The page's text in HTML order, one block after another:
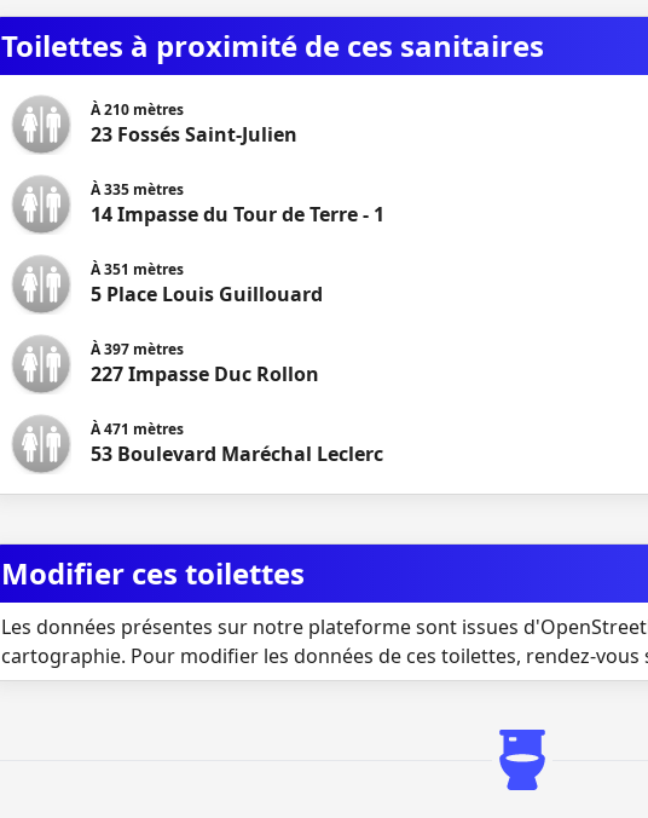
Toilettes à proximité de ces sanitaires
À210 mètres
23 Fossés Saint-Julien
À335 mètres
14 Impasse du Tour de Terre - 1
À351 mètres
5 Place Louis Guillouard
À397 mètres
227 Impasse Duc Rollon
À471 mètres
53 Boulevard Maréchal Leclerc
Modifier ces toilettes
Les données présentes sur notre plateforme sont issues
cartographie. Pour modifier les données de ces toilettes, rendez-vous